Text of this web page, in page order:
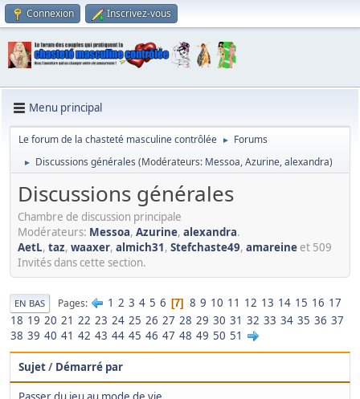
Connexion Inscrivez-vous
Menu principal
Le forum de la chasteté masculine contrôlée ► Forums
► Discussions générales (Modérateurs: Messoa,Azurine,alexandra)
Discussions générales
Chambre de discussion principale
Modérateurs: Messoa, Azurine, alexandra.
AetL, taz, waaxer, almich31, Stefchaste49, amareine et 509
Invités dans cette section.
EN BAS Pages 1 2 3 4 5 6 7 8 9 10 11 12 13 14 15 16 17
18 19 20 21 22 23 24 25 26 27 28 29 30 31 32 33 34 35 36 37
38 39 40 41 42 43 44 45 46 47 48 49 50 51
Sujet/ Démarré par